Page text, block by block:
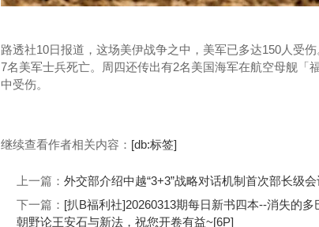
路透社10日报道，这场美伊战争之中，美军已多达150人受
7名美军士兵死亡。周四还传出有2名美国海军在航空母舰「
中受伤。
继续查看作者相关内容： [db:标签]
上一篇： 外交部介绍中越“3+3”战略对话机制首次部长级
下一篇： [扒B福利社]20260313期每日新书四本--消失的
朝野论王安石与新法，祝您开卷有益~[6P]